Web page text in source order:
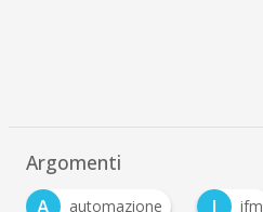
Argomenti
A
automazione I ifm